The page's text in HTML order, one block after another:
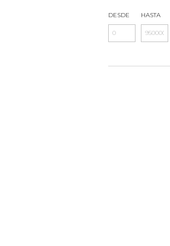
DESDE HASTA